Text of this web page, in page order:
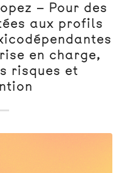
– Pour des
aux profils
en charge,
risques et